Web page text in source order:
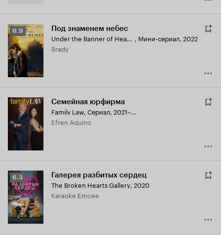
Рейтинг
Кинопоиска
6.9
6.9 Под знаменем небес
Under the Banner of Heaven , Мини-сериал, 2022
Brady
Семейная юрфирма
Family Law, Сериал, 2021–...
Efren Aquino
Рейтинг
Кинопоиска
6.3
6.3 Галерея разбитых сердец
The Broken Hearts Gallery, 2020
Karaoke Emcee